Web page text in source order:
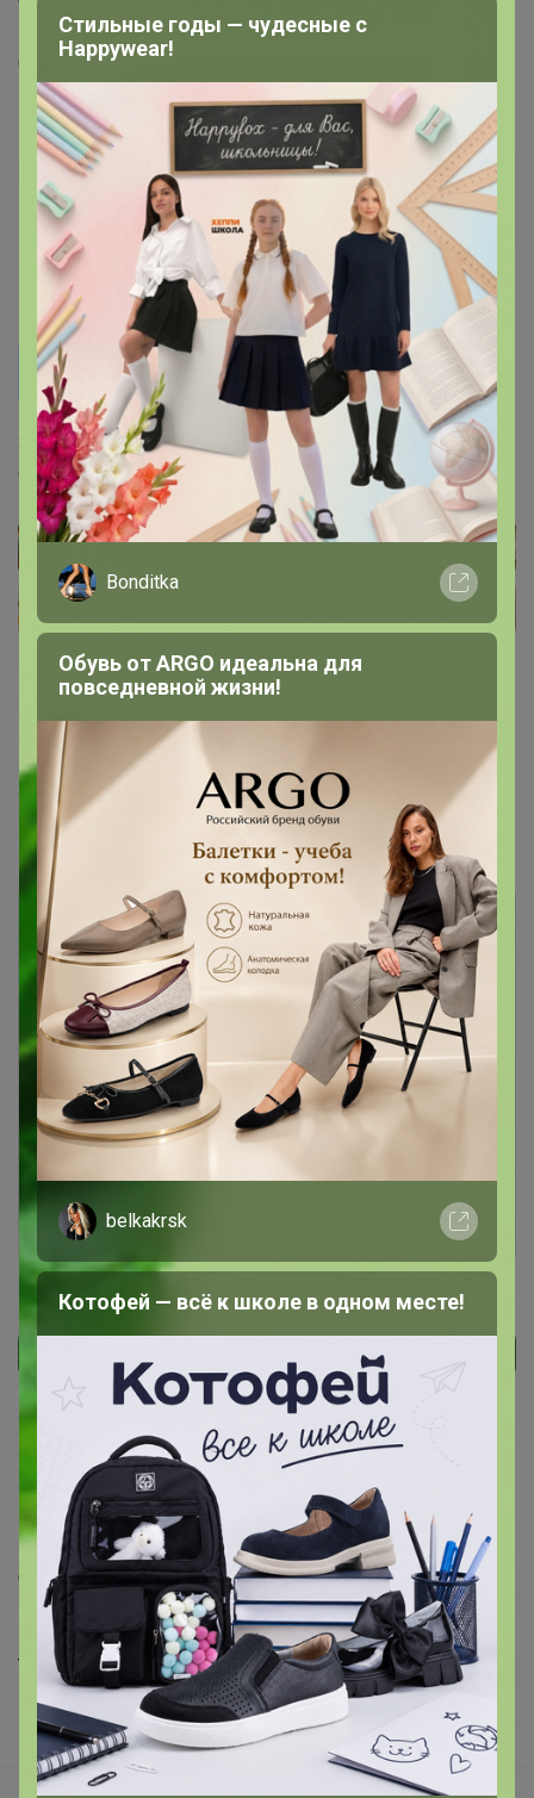
TanyaPK
или в наличии? И еще вопрос если часть на отшиве, а
часть в наличии отправляют разными партиями или
ждут отшив? :)
TanyaPK
Золотой организатор
16 марта, 2023 15:21
Колодий
TanyaPK, здравствуйте! А забронировано на отшиве
или в наличии? И еще вопрос если часть на отшиве,
а часть в наличии отправляют разными партиями
или ждут отшив? :)
Здравствуйте! По разному, что отшито, что нет. Да
отправляют частями.
Показаны записи1-8 из
Чтобы ответить или задать вопрос
необходимо авторизоваться на сайте
Это займет меньше минуты
Войти
Как здесь все устроено?
Как сделать заказ?
Как получить?
Доставка
Шоурумы
Торговые марки
Наша команда
В наличии
Стильные годы — чудесные с
Happywear!
Bonditka
Обувь от ARGO идеальна для
повседневной жизни!
belkakrsk
Котофей — всё к школе в одном месте!